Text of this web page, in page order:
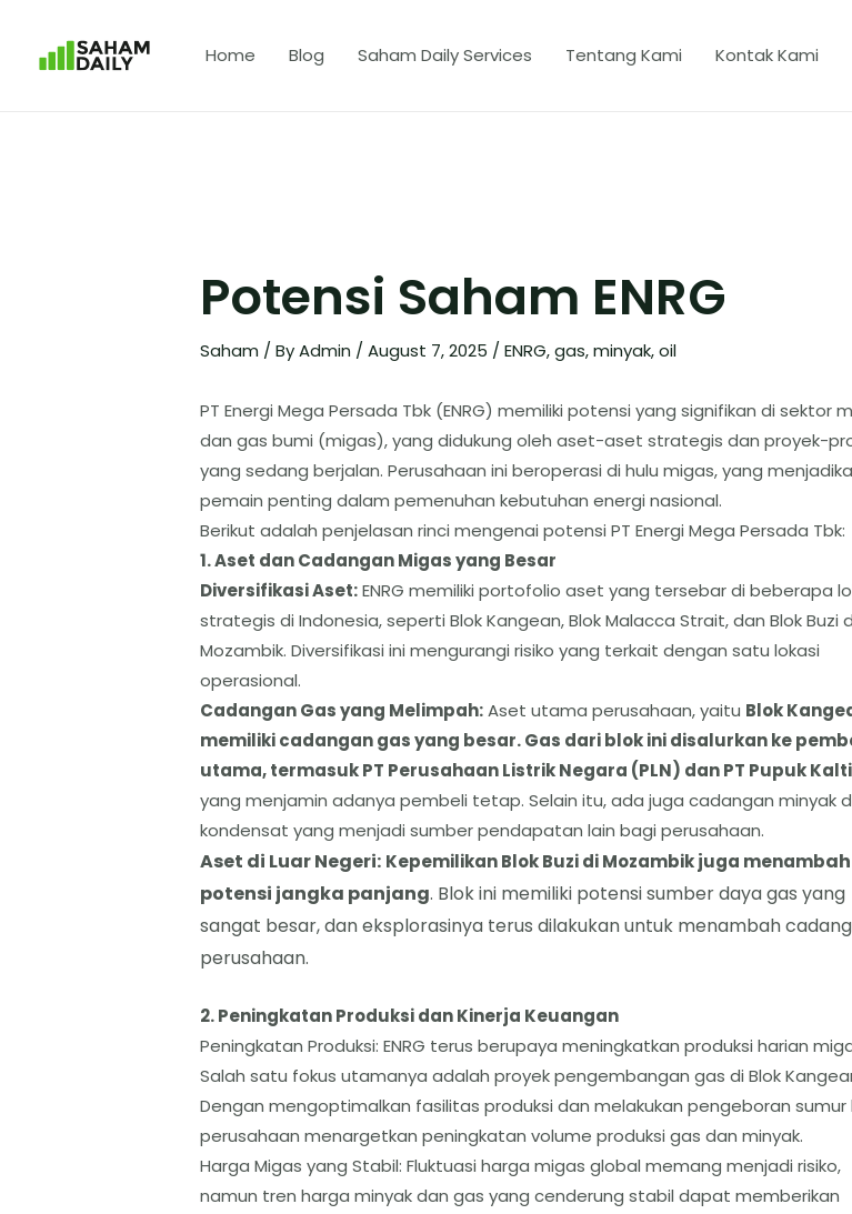
Home Blog Saham Daily Services Tentang Kami Kontak Kami
Potensi Saham ENRG
Saham / ByAdmin / August 7, 2025 / ENRG,gas,minyak,oil
​PT Energi Mega Persada Tbk (ENRG) memiliki potensi yang signifikan di sektor
dan gas bumi (migas), yang didukung oleh aset-aset strategis dan proyek-
yang sedang berjalan. Perusahaan ini beroperasi di hulu migas, yang
pemain penting dalam pemenuhan kebutuhan energi nasional.
​Berikut adalah penjelasan rinci mengenai potensi PT Energi Mega Persada Tbk:
​1. Aset dan Cadangan Migas yang Besar
​Diversifikasi Aset:ENRG memiliki portofolio aset yang tersebar di beberapa
strategis di Indonesia, seperti Blok Kangean, Blok Malacca Strait, dan Blok Buzi
Mozambik. Diversifikasi ini mengurangi risiko yang terkait dengan satu lokasi
operasional.
​Cadangan Gas yang Melimpah:Aset utama perusahaan, yaitu Blok
memiliki cadangan gas yang besar. Gas dari blok ini disalurkan ke
utama, termasuk PT Perusahaan Listrik Negara (PLN) dan PT Pupuk
yang menjamin adanya pembeli tetap. Selain itu, ada juga cadangan minyak
kondensat yang menjadi sumber pendapatan lain bagi perusahaan.
​Aset di Luar Negeri: Kepemilikan Blok Buzi di Mozambik juga menambah
potensi jangka panjang. Blok ini memiliki potensi sumber daya gas yang
sangat besar, dan eksplorasinya terus dilakukan untuk menambah
perusahaan.
​2. Peningkatan Produksi dan Kinerja Keuangan
​Peningkatan Produksi: ENRG terus berupaya meningkatkan produksi harian
Salah satu fokus utamanya adalah proyek pengembangan gas di Blok
Dengan mengoptimalkan fasilitas produksi dan melakukan pengeboran sumur
perusahaan menargetkan peningkatan volume produksi gas dan minyak.
​Harga Migas yang Stabil: Fluktuasi harga migas global memang menjadi risiko,
namun tren harga minyak dan gas yang cenderung stabil dapat memberikan